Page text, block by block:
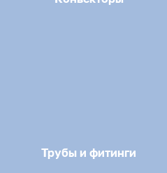
Трубы и фитинги